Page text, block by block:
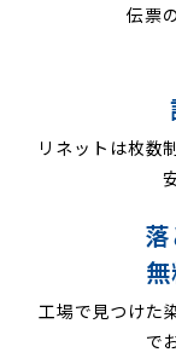
伝票
リネットは枚数
工場で見つけた
で